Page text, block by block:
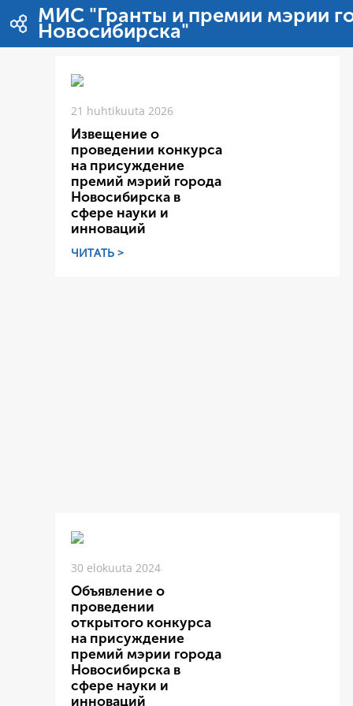
Hyppää sisältöön
МИС "Гранты и премии мэрии
Новосибирска"
21 huhtikuuta 2026
Извещение о
проведении конкурса
на присуждение
премий мэрий города
Новосибирска в
сфере науки и
инноваций
ЧИТАТЬ >
30 elokuuta 2024
Объявление о
проведении
открытого конкурса
на присуждение
премий мэрии города
Новосибирска в
сфере науки и
инноваций